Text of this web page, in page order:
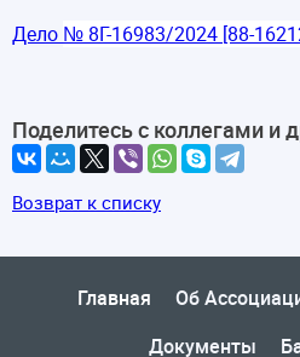
Дело № 8Г-16983/2024 [88-
Поделитесь с коллегами и
Возврат к списку
Главная Об
Документы